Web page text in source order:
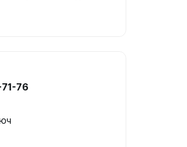
76